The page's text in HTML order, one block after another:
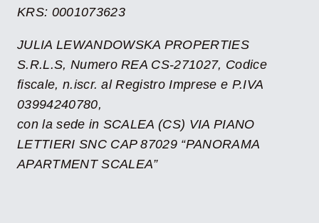
KRS: 0001073623
JULIA LEWANDOWSKA PROPERTIES
S.R.L.S, Numero REA CS-271027, Codice
fiscale, n.iscr. al Registro Imprese e P.IVA
03994240780,
con la sede in SCALEA (CS) VIA PIANO
LETTIERI SNC CAP 87029 “PANORAMA
APARTMENT SCALEA”